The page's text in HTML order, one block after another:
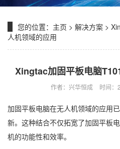
您的位置： 主页 > 解决方案 >
人机领域的应用
Xingtac加固平板电脑
作者：兴华恒成 时间：
加固平板电脑在无人机领域的应用
新。这种结合不仅拓宽了加固平板
机的功能性和效率。